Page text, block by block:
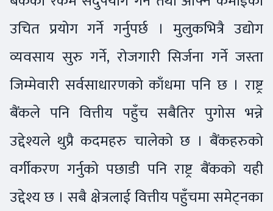
उचित प्रयोग गर्ने गर्नुपर्छ । मुलुकभित्रै उद्योग
व्यवसाय सुरु गर्ने, रोजगारी सिर्जना गर्ने जस्ता
जिम्मेवारी सर्वसाधारणको काँधमा पनि छ । राष्ट्र
बैंकले पनि वित्तीय पहुँच सबैतिर पुगोस भन्ने
उद्देश्यले थुप्रै कदमहरु चालेको छ । बैंकहरुको
वर्गीकरण गर्नुको पछाडी पनि राष्ट्र बैंकको यही
उद्देश्य छ । सबै क्षेत्रलाई वित्तीय पहुँचमा समेट्नका